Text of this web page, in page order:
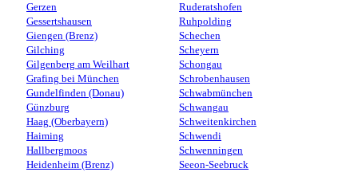
Gerzen
Gessertshausen
Giengen (Brenz)
Gilching
Gilgenberg am Weilhart
Grafing bei München
Gundelfinden (Donau)
Günzburg
Haag (Oberbayern)
Haiming
Hallbergmoos
Heidenheim (Brenz)
Ruderatshofen
Ruhpolding
Schechen
Scheyern
Schongau
Schrobenhausen
Schwabmünchen
Schwangau
Schweitenkirchen
Schwendi
Schwenningen
Seeon-Seebruck